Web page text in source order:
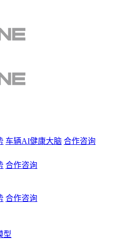
车辆AI健康大脑 合作咨询
合作咨询
合作咨询
型